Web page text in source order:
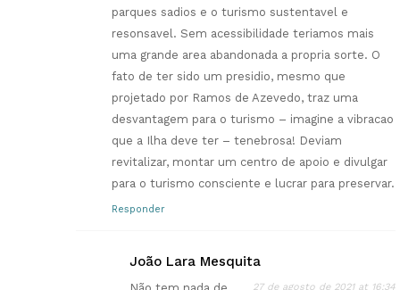
parques sadios e o turismo sustentavel e
resonsavel. Sem acessibilidade teriamos mais
uma grande area abandonada a propria sorte. O
fato de ter sido um presidio, mesmo que
projetado por Ramos de Azevedo, traz uma
desvantagem para o turismo – imagine a vibracao
que a Ilha deve ter – tenebrosa! Deviam
revitalizar, montar um centro de apoio e divulgar
para o turismo consciente e lucrar para preservar.
Responder
João Lara Mesquita
27 de agosto de 2021 at 16:34